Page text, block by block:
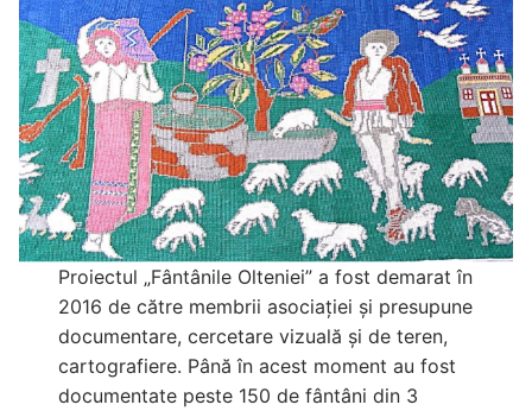
Proiectul „Fântânile Olteniei” a fost demarat în
2016 de către membrii asociației și presupune
documentare, cercetare vizuală și de teren,
cartografiere. Până în acest moment au fost
documentate peste 150 de fântâni din 3